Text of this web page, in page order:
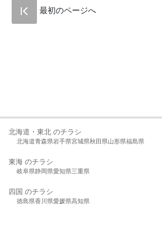
最初のページへ
北海道・東北 のチラシ
北海道青森県岩手県宮城県秋田県山形県福島県
東海 のチラシ
岐阜県静岡県愛知県三重県
四国 のチラシ
徳島県香川県愛媛県高知県